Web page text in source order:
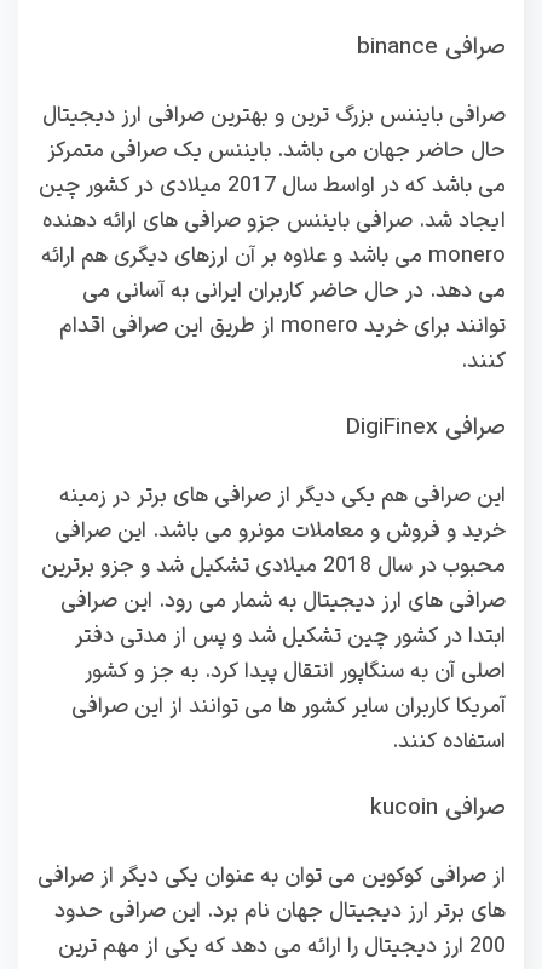
صرافی binance
صرافی بایننس بزرگ ترین و بهترین صرافی ارز دیجیتال
حال حاضر جهان می باشد. بایننس یک صرافی متمرکز
می باشد که در اواسط سال 2017 میلادی در کشور چین
ایجاد شد. صرافی بایننس جزو صرافی های ارائه دهنده
monero می باشد و علاوه بر آن ارزهای دیگری هم ارائه
می دهد. در حال حاضر کاربران ایرانی به آسانی می
توانند برای خرید monero از طریق این صرافی اقدام
کنند.
صرافی DigiFinex
این صرافی هم یکی دیگر از صرافی های برتر در زمینه
خرید و فروش و معاملات مونرو می باشد. این صرافی
محبوب در سال 2018 میلادی تشکیل شد و جزو برترین
صرافی های ارز دیجیتال به شمار می رود. این صرافی
ابتدا در کشور چین تشکیل شد و پس از مدتی دفتر
اصلی آن به سنگاپور انتقال پیدا کرد. به جز و کشور
آمریکا کاربران سایر کشور ها می توانند از این صرافی
استفاده کنند.
صرافی kucoin
از صرافی کوکوین می توان به عنوان یکی دیگر از صرافی
های برتر ارز دیجیتال جهان نام برد. این صرافی حدود
200 ارز دیجیتال را ارائه می دهد که یکی از مهم ترین